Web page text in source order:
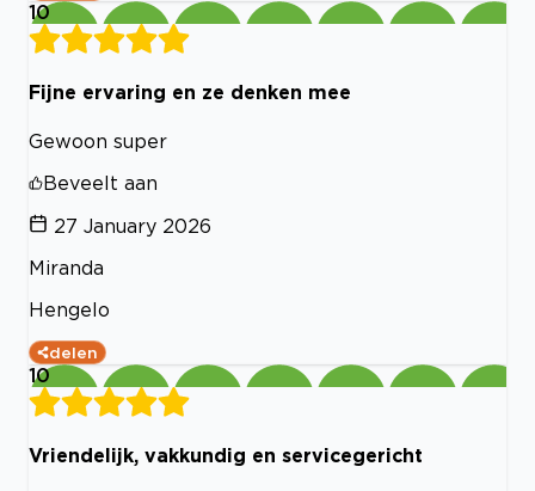
10
Fijne ervaring en ze denken mee
Gewoon super
Beveelt aan
27 January 2026
Miranda
Hengelo
delen
10
Vriendelijk, vakkundig en servicegericht